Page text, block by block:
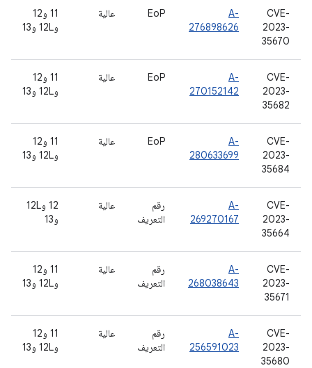
CVE-
2023-
35670
A-
276898626
EoP عالية
11 و12
و12L و13
CVE-
2023-
35682
A-
270152142
EoP عالية
11 و12
و12L و13
CVE-
2023-
35684
A-
280633699
EoP عالية
11 و12
و12L و13
CVE-
2023-
35664
A-
269270167
رقم
التعريف
عالية
‫12 و12L
و13
CVE-
2023-
35671
A-
268038643
رقم
التعريف
عالية
11 و12
و12L و13
CVE-
2023-
35680
A-
256591023
رقم
التعريف
عالية
11 و12
و12L و13